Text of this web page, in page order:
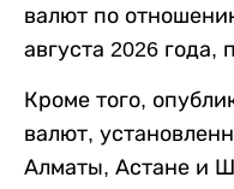
валют по
августа 2026 года,
Кроме того,
валют,
Алматы, Астане и